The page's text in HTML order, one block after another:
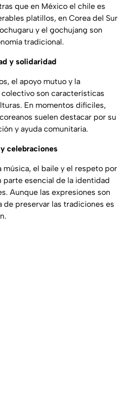
que en México el chile es
platillos, en Corea del Sur
y el gochujang son
tradicional.
y solidaridad
el apoyo mutuo y la
son características
En momentos difíciles,
suelen destacar por su
y ayuda comunitaria.
celebraciones
música, el baile y el respeto por
parte esencial de la identidad
Aunque las expresiones son
preservar las tradiciones es